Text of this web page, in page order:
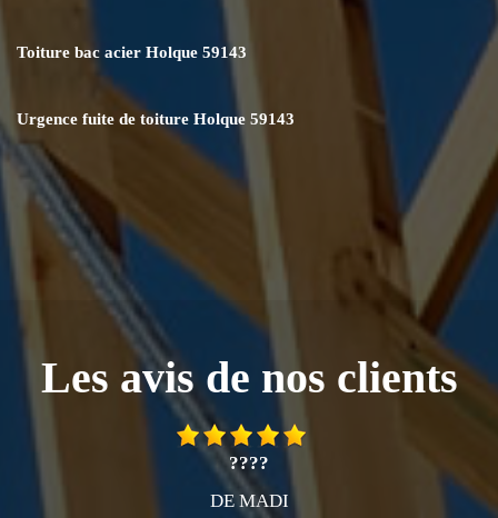
Toiture bac acier Holque 59143
Urgence fuite de toiture Holque 59143
Les avis de nos clients
????
DE MADI